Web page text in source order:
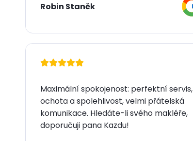
Robin Staněk
Maximální spokojenost: perfektní servis,
ochota a spolehlivost, velmi přátelská
komunikace. Hledáte-li svého makléře,
doporučuji pana Kazdu!